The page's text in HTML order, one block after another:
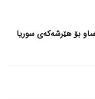
بۆ هێرشەکەی سوریا